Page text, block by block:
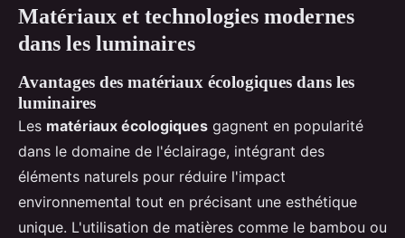
Matériaux et technologies modernes
dans les luminaires
Avantages des matériaux écologiques dans les
luminaires
Les matériaux écologiques gagnent en popularité
dans le domaine de l'éclairage, intégrant des
éléments naturels pour réduire l'impact
environnemental tout en précisant une esthétique
unique. L'utilisation de matières comme le bambou ou